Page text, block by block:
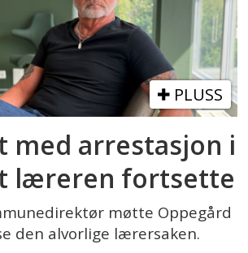
PLUSS
med arrestasjon i
læreren fortsette
møtte Oppegård
den alvorlige lærersaken.